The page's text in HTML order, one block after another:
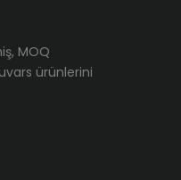
MOQ
ürünlerini